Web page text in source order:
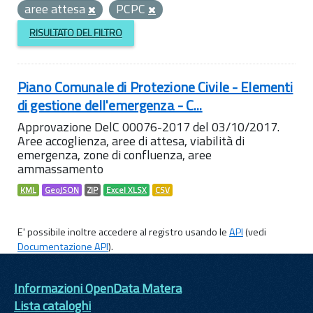
aree attesa
PCPC
RISULTATO DEL FILTRO
Piano Comunale di Protezione Civile - Elementi
di gestione dell'emergenza - C...
Approvazione DelC 00076-2017 del 03/10/2017.
Aree accoglienza, aree di attesa, viabilità di
emergenza, zone di confluenza, aree
ammassamento
KML GeoJSON ZIP Excel XLSX CSV
E' possibile inoltre accedere al registro usando leAPI(vedi
Documentazione API).
Informazioni OpenData Matera
Lista cataloghi